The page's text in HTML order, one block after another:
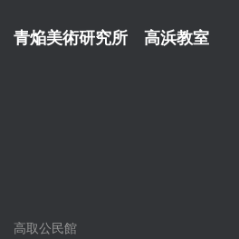
青焔美術研究所 高浜教室
高取公民館